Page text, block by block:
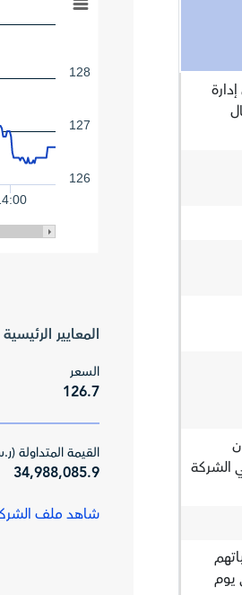
ريال
تكون
الشركة
يوم
126
127
128
المعايير الرئيسية
السعر
126.7
القيمة المتداولة
34,988,085.9
شاهد ملف